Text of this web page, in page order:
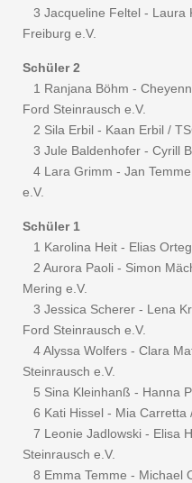
3 Jacqueline Feltel - Laura
Freiburg e.V.
Schüler 2
1 Ranjana Böhm -
Ford Steinrausch e.V.
2 Sila Erbil - Kaan Erbil /
3 Jule Baldenhofer - Cyrill
4 Lara Grimm - Jan
e.V.
Schüler 1
1 Karolina Heit - Elias
2 Aurora Paoli - Simon
Mering e.V.
3 Jessica Scherer - Lena
Ford Steinrausch e.V.
4 Alyssa Wolfers - Clara
Steinrausch e.V.
5 Sina Kleinhanß - Hanna
6 Kati Hissel - Mia Carretta
7 Leonie Jadlowski - Elisa
Steinrausch e.V.
8 Emma Temme - Michael